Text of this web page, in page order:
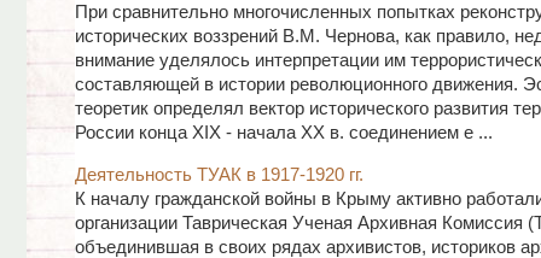
При сравнительно многочисленных попытках
исторических воззрений В.М. Чернова, как правило,
внимание уделялось интерпретации им
составляющей в истории революционного движения.
теоретик определял вектор исторического развития
России конца XIX - начала XX в. соединением е ...
Деятельность ТУАК в 1917-1920 гг.
К началу гражданской войны в Крыму активно
организации Таврическая Ученая Архивная Комиссия
объединившая в своих рядах архивистов, историков